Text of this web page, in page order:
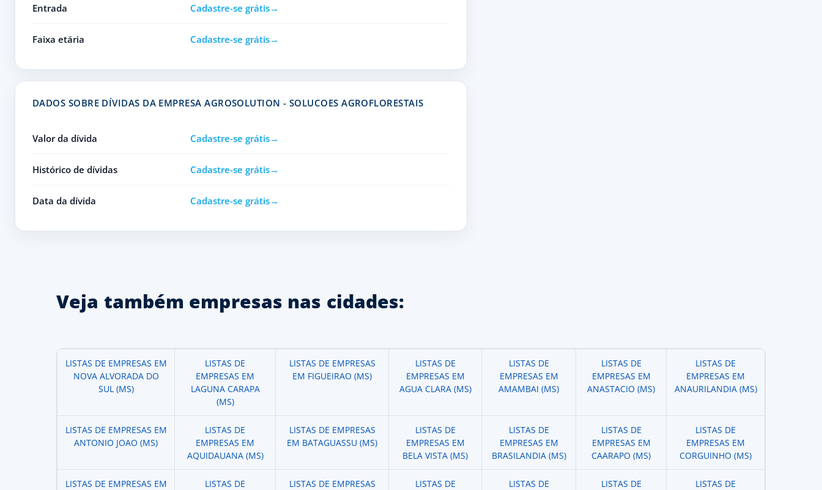
Entrada Cadastre-se grátis
Faixa etária Cadastre-se grátis
DADOS SOBRE DÍVIDAS DA EMPRESA AGROSOLUTION - SOLUCOES AGROFLORESTAIS
Valor da dívida Cadastre-se grátis
Histórico de dívidas Cadastre-se grátis
Data da dívida Cadastre-se grátis
Veja também empresas nas cidades:
LISTAS DE EMPRESAS EM
NOVA ALVORADA DO
SUL (MS)
LISTAS DE
EMPRESAS EM
LAGUNA CARAPA
(MS)
LISTAS DE EMPRESAS
EM FIGUEIRAO (MS)
LISTAS DE
EMPRESAS EM
AGUA CLARA (MS)
LISTAS DE
EMPRESAS EM
AMAMBAI (MS)
LISTAS DE
EMPRESAS EM
ANASTACIO (MS)
LISTAS DE
EMPRESAS EM
ANAURILANDIA (MS)
LISTAS DE EMPRESAS EM
ANTONIO JOAO (MS)
LISTAS DE
EMPRESAS EM
AQUIDAUANA (MS)
LISTAS DE EMPRESAS
EM BATAGUASSU (MS)
LISTAS DE
EMPRESAS EM
BELA VISTA (MS)
LISTAS DE
EMPRESAS EM
BRASILANDIA (MS)
LISTAS DE
EMPRESAS EM
CAARAPO (MS)
LISTAS DE
EMPRESAS EM
CORGUINHO (MS)
LISTAS DE EMPRESAS EM
LISTAS DE
LISTAS DE EMPRESAS
LISTAS DE
LISTAS DE
LISTAS DE
LISTAS DE